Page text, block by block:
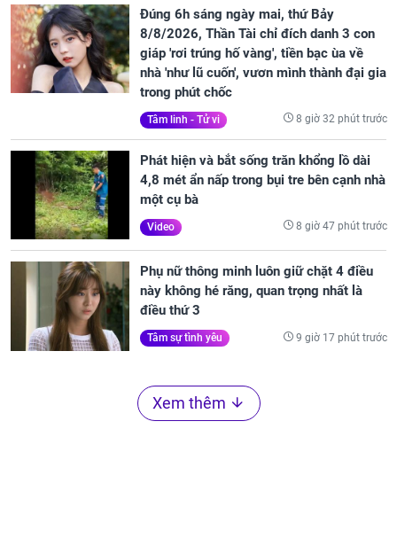
Đúng 6h sáng ngày mai, thứ Bảy
8/8/2026, Thần Tài chỉ đích danh 3 con
giáp 'rơi trúng hố vàng', tiền bạc ùa về
nhà 'như lũ cuốn', vươn mình thành đại gia
trong phút chốc
Tâm linh - Tử vi 8 giờ 32 phút trước
Phát hiện và bắt sống trăn khổng lồ dài
4,8 mét ẩn nấp trong bụi tre bên cạnh nhà
một cụ bà
Video 8 giờ 47 phút trước
Phụ nữ thông minh luôn giữ chặt 4 điều
này không hé răng, quan trọng nhất là
điều thứ 3
Tâm sự tình yêu 9 giờ 17 phút trước
Xem thêm